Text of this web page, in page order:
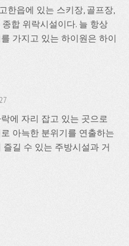
한읍에 있는 스키장, 골프장,
합 위락시설이다. 늘 항상
가지고 있는 하이원은 하이
에 자리 잡고 있는 곳으로
아늑한 분위기를 연출하는
길 수 있는 주방시설과 거